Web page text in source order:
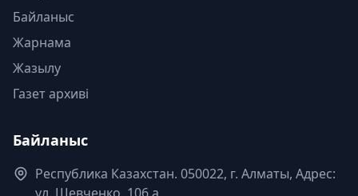
Байланыс
Жарнама
Жазылу
Газет архиві
Байланыс
Республика Казахстан. 050022, г. Алматы, Адрес: